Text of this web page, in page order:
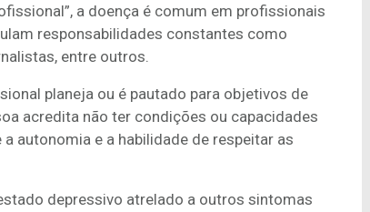
a doença é comum em profissionais
responsabilidades constantes como
entre outros.
planeja ou é pautado para objetivos de
acredita não ter condições ou capacidades
autonomia e a habilidade de respeitar as
depressivo atrelado a outros sintomas